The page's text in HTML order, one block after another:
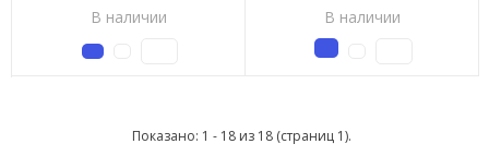
В наличии В наличии
Показано: 1 - 18 из 18 (страниц 1).